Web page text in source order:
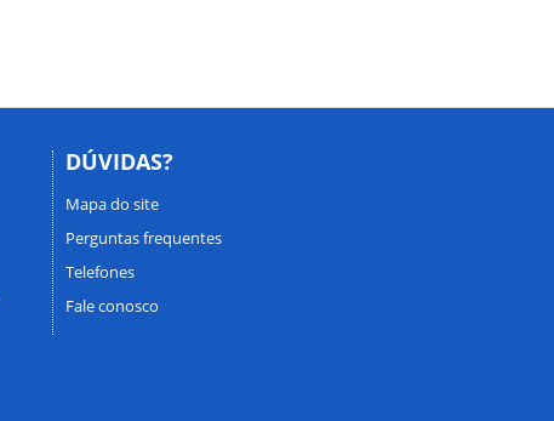
DÚVIDAS?
Mapa do site
Perguntas frequentes
Telefones
Fale conosco